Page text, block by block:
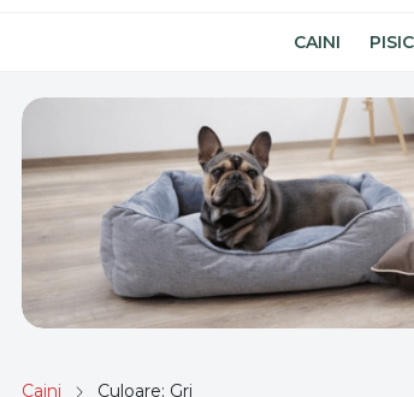
CAINI
Caini Culoare: Gri